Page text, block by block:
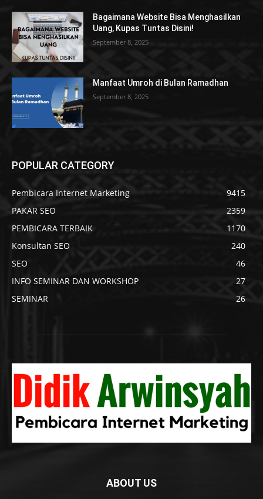
Bagaimana Website Bisa Menghasilkan
Uang, Kupas Tuntas Disini!
September 8, 2025
Manfaat Umroh di Bulan Ramadhan
September 8, 2025
POPULAR CATEGORY
Pembicara Internet Marketing
9415
PAKAR SEO
2359
PEMBICARA TERBAIK
1170
Konsultan SEO
240
SEO
46
INFO SEMINAR DAN WORKSHOP
27
SEMINAR
26
ABOUT US